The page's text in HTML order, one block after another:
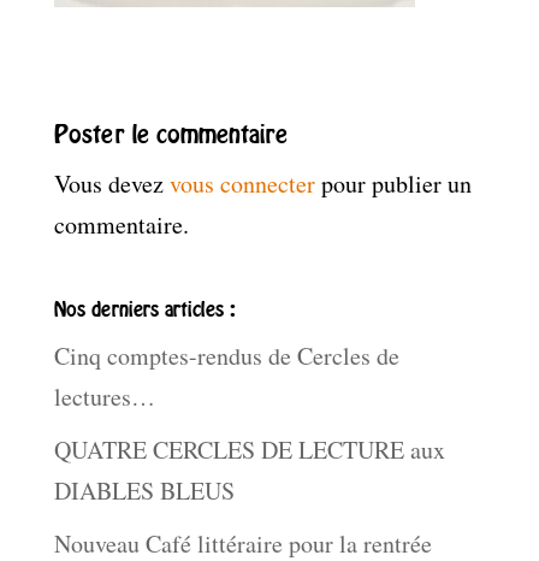
Poster le commentaire
Vous devezvous connecterpour publier un
commentaire.
Nos derniers articles :
Cinq comptes-rendus de Cercles de
lectures…
QUATRE CERCLES DE LECTURE aux
DIABLES BLEUS
Nouveau Café littéraire pour la rentrée